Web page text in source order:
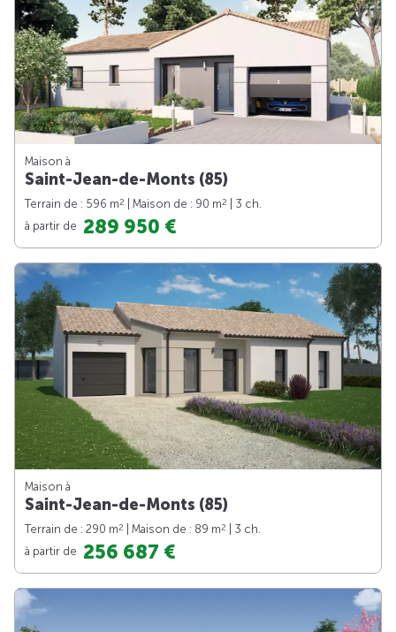
Maison à
Saint-Jean-de-Monts (85)
Terrain de : 596 m2 | Maison de : 90 m2
| 3 ch.
à partir de 289 950 €
Maison à
Saint-Jean-de-Monts (85)
Terrain de : 290 m2 | Maison de : 89 m2
| 3 ch.
à partir de 256 687 €